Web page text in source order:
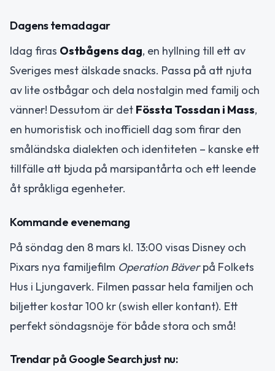
Dagens temadagar
Idag firas Ostbågens dag, en hyllning till ett av
Sveriges mest älskade snacks. Passa på att njuta
av lite ostbågar och dela nostalgin med familj och
vänner! Dessutom är det Fössta Tossdan i Mass,
en humoristisk och inofficiell dag som firar den
småländska dialekten och identiteten – kanske ett
tillfälle att bjuda på marsipantårta och ett leende
åt språkliga egenheter.
Kommande evenemang
På söndag den 8 mars kl. 13:00 visas Disney och
Pixars nya familjefilm Operation Bäverpå Folkets
Hus i Ljungaverk. Filmen passar hela familjen och
biljetter kostar 100 kr (swish eller kontant). Ett
perfekt söndagsnöje för både stora och små!
Trendar på Google Search just nu: